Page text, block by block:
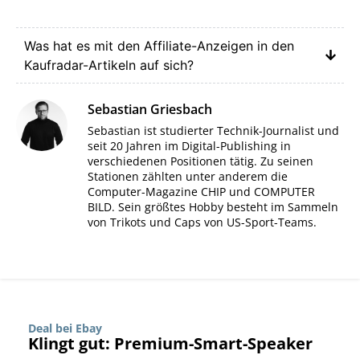
Was hat es mit den Affiliate-Anzeigen in den
Kaufradar-Artikeln auf sich?
Sebastian Griesbach
Sebastian ist studierter Technik-Journalist und
seit 20 Jahren im Digital-Publishing in
verschiedenen Positionen tätig. Zu seinen
Stationen zählten unter anderem die
Computer-Magazine CHIP und COMPUTER
BILD. Sein größtes Hobby besteht im Sammeln
von Trikots und Caps von US-Sport-Teams.
Deal bei Ebay
Klingt gut: Premium-Smart-Speaker